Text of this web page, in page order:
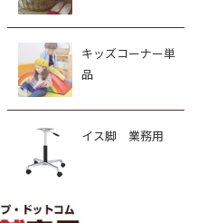
キッズコーナー単
品
イス脚 業務用